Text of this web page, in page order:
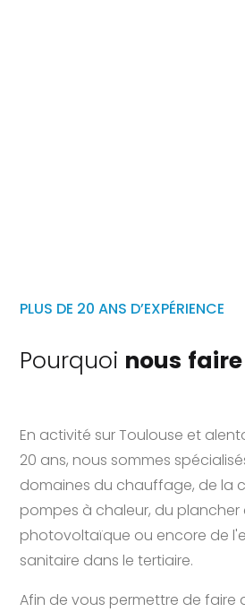
Exemple d’installation de pompe à
PLUS DE 20 ANS D’EXPÉRIENCE
Pourquoi nous
En activité sur Toulouse et
20 ans, nous sommes
domaines du chauffage, de la
pompes à chaleur, du
photovoltaïque ou encore de
sanitaire dans le tertiaire.
Afin de vous permettre de faire